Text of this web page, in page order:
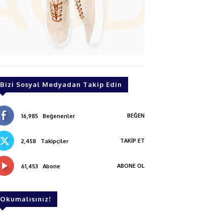
Bizi Sosyal Medyadan Takip Edin
16,985 Beğenenler BEĞEN
2,458 Takipçiler TAKIP ET
61,453 Abone ABONE OL
Okumalısınız!